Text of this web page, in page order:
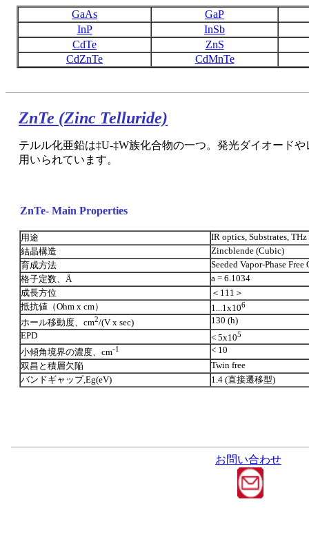
GaAs
GaP
InP
InSb
CdTe
ZnS
CdZnTe
CdMnTe
ZnTe (Zinc Telluride)
テルル化亜鉛は‡U-‡W族化合物の一つ。発光ダイオード
用いられています。
ZnTe- Main Properties
用途
IR optics, Substrates,
結晶構造
Zincblende (Cubic)
育成方法
Seeded Vapor-Phase
格子定数、Å
a = 6.1034
成長方位
＜111＞
抵抗値（Ohm x cm）
1...1x106
ホール移動度、cm2/(V x sec)
130 (h)
EPD
< 5x105
小傾角境界の濃度、cm-1
< 10
双昌と積層欠陥
Twin free
バンドギャップ,Eg(eV)
1.4 (直接遷移型)
お問い合わせ